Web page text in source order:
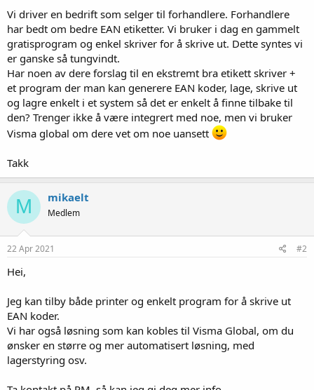
Vi driver en bedrift som selger til forhandlere. Forhandlere
har bedt om bedre EAN etiketter. Vi bruker i dag en gammelt
gratisprogram og enkel skriver for å skrive ut. Dette syntes vi
er ganske så tungvindt.
Har noen av dere forslag til en ekstremt bra etikett skriver +
et program der man kan generere EAN koder, lage, skrive ut
og lagre enkelt i et system så det er enkelt å finne tilbake til
den? Trenger ikke å være integrert med noe, men vi bruker
Visma global om dere vet om noe uansett
Takk
M mikaelt
Medlem
22 Apr 2021 #2
Hei,
Jeg kan tilby både printer og enkelt program for å skrive ut
EAN koder.
Vi har også løsning som kan kobles til Visma Global, om du
ønsker en større og mer automatisert løsning, med
lagerstyring osv.